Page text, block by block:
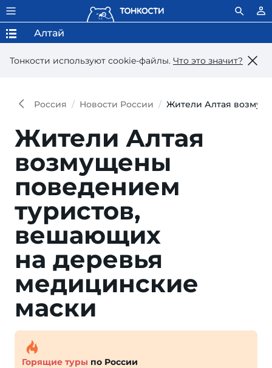
Тонкости используют сookie-файлы. Что это значит?
Алтай
Россия Новости России Жители Алтая
Жители Алтая
возмущены
поведением
туристов,
вешающих
на деревья
медицинские
маски
Горящие туры по России